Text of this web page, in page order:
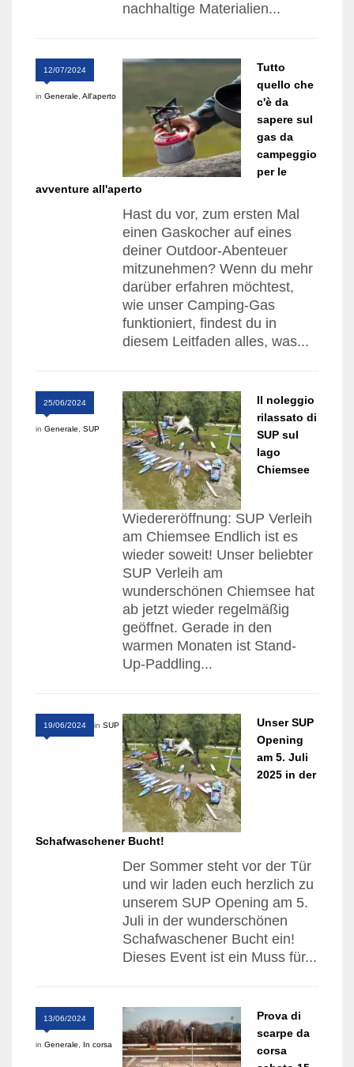
nachhaltige Materialien...
12/07/2024
in Generale, All'aperto
Tutto
quello che
c'è da
sapere sul
gas da
campeggio
per le
avventure all'aperto
Hast du vor, zum ersten Mal
einen Gaskocher auf eines
deiner Outdoor-Abenteuer
mitzunehmen? Wenn du mehr
darüber erfahren möchtest,
wie unser Camping-Gas
funktioniert, findest du in
diesem Leitfaden alles, was...
25/06/2024
in Generale, SUP
Il noleggio
rilassato di
SUP sul
lago
Chiemsee
Wiedereröffnung: SUP Verleih
am Chiemsee Endlich ist es
wieder soweit! Unser beliebter
SUP Verleih am
wunderschönen Chiemsee hat
ab jetzt wieder regelmäßig
geöffnet. Gerade in den
warmen Monaten ist Stand-
Up-Paddling...
19/06/2024 in SUP
Unser SUP
Opening
am 5. Juli
2025 in der
Schafwaschener Bucht!
Der Sommer steht vor der Tür
und wir laden euch herzlich zu
unserem SUP Opening am 5.
Juli in der wunderschönen
Schafwaschener Bucht ein!
Dieses Event ist ein Muss für...
13/06/2024
in Generale, In corsa
Prova di
scarpe da
corsa